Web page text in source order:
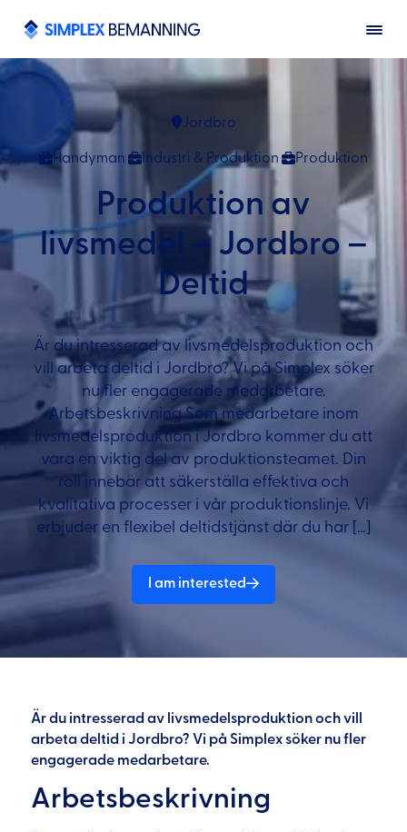
Jordbro
Handyman Industri & Produktion Produktion
Produktion av
livsmedel – Jordbro –
Deltid
Är du intresserad av livsmedelsproduktion och
vill arbeta deltid i Jordbro? Vi på Simplex söker
nu fler engagerade medarbetare.
Arbetsbeskrivning Som medarbetare inom
livsmedelsproduktion i Jordbro kommer du att
vara en viktig del av produktionsteamet. Din
roll innebär att säkerställa effektiva och
kvalitativa processer i vår produktionslinje. Vi
erbjuder en flexibel deltidstjänst där du har […]
I am interested
Är du intresserad av livsmedelsproduktion och vill
arbeta deltid i Jordbro? Vi på Simplex söker nu fler
engagerade medarbetare.
Arbetsbeskrivning